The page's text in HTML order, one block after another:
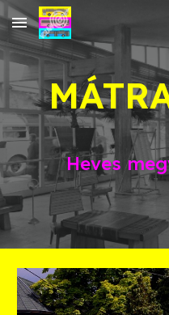
Skip to main content
Heves